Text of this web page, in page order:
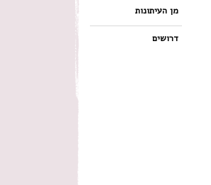
מן העיתונות
דרושים